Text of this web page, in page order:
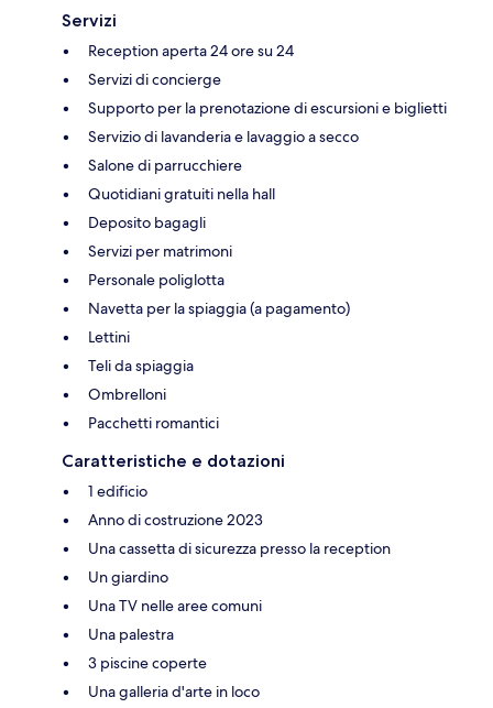
Servizi
Reception aperta 24 ore su 24
Servizi di concierge
Supporto per la prenotazione di escursioni e biglietti
Servizio di lavanderia e lavaggio a secco
Salone di parrucchiere
Quotidiani gratuiti nella hall
Deposito bagagli
Servizi per matrimoni
Personale poliglotta
Navetta per la spiaggia (a pagamento)
Lettini
Teli da spiaggia
Ombrelloni
Pacchetti romantici
Caratteristiche e dotazioni
1 edificio
Anno di costruzione 2023
Una cassetta di sicurezza presso la reception
Un giardino
Una TV nelle aree comuni
Una palestra
3 piscine coperte
Una galleria d'arte in loco